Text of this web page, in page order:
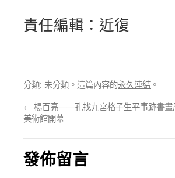
責任編輯：近復
分類: 未分類。這篇內容的永久連結 。
← 楊百亮——孔找九宮格子生平事跡書畫
美術館開幕
發佈留言